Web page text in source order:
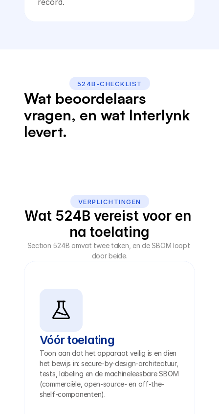
record.
524B-CHECKLIST
Wat beoordelaars
vragen, en wat Interlynk
levert.
VERPLICHTINGEN
Wat 524B vereist voor en
na toelating
Section 524B omvat twee taken, en de SBOM loopt
door beide.
Vóór toelating
Toon aan dat het apparaat veilig is en dien
het bewijs in: secure-by-design-architectuur,
tests, labeling en de machineleesbare SBOM
(commerciële, open-source- en off-the-
shelf-componenten).